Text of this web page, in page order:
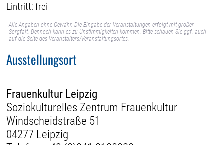
Eintritt: frei
Alle Angaben ohne Gewähr. Die Eingabe der Veranstaltungen erfolgt mit großer
Sorgfalt. Dennoch kann es zu Unstimmigkeiten kommen. Bitte schauen Sie ggf. auch
auf die Seite des Veranstalters/Veranstaltungsortes.
Ausstellungsort
Frauenkultur Leipzig
Soziokulturelles Zentrum Frauenkultur
Windscheidstraße 51
04277 Leipzig